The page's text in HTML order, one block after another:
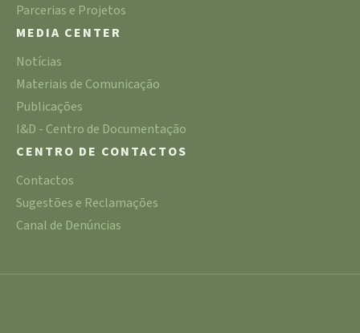
Parcerias e Projetos
MEDIA CENTER
Notícias
Materiais de Comunicação
Publicações
I&D - Centro de Documentação
CENTRO DE CONTACTOS
Contactos
Sugestões e Reclamações
Canal de Denúncias